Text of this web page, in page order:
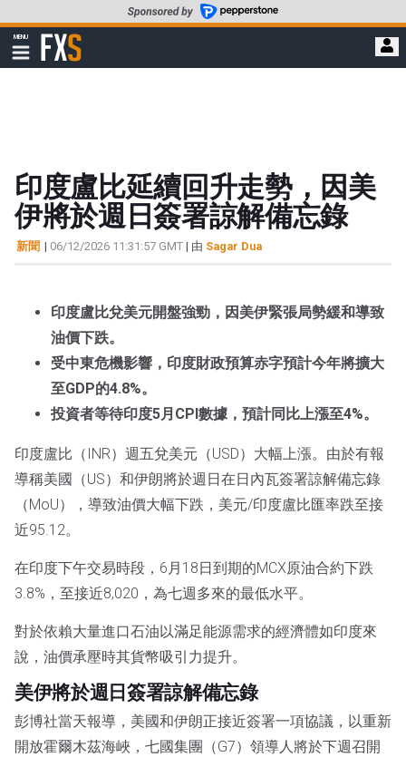
至
要
MENU
顯
示
FXStreet
印度盧比延續回升走勢，因美
伊將於週日簽署諒解備忘錄
新聞 | 06/12/2026 11:31:57 GMT | 由 Sagar Dua
印度盧比兌美元開盤強勁，因美伊緊張局勢緩和導致
油價下跌。
受中東危機影響，印度財政預算赤字預計今年將擴大
至GDP的4.8%。
投資者等待印度5月CPI數據，預計同比上漲至4%。
印度盧比（INR）週五兌美元（USD）大幅上漲。由於有報
導稱美國（US）和伊朗將於週日在日內瓦簽署諒解備忘錄
（MoU），導致油價大幅下跌，美元/印度盧比匯率跌至接
近95.12。
在印度下午交易時段，6月18日到期的MCX原油合約下跌
3.8%，至接近8,020，為七週多來的最低水平。
對於依賴大量進口石油以滿足能源需求的經濟體如印度來
說，油價承壓時其貨幣吸引力提升。
美伊將於週日簽署諒解備忘錄
彭博社當天報導，美國和伊朗正接近簽署一項協議，以重新
開放霍爾木茲海峽，七國集團（G7）領導人將於下週召開